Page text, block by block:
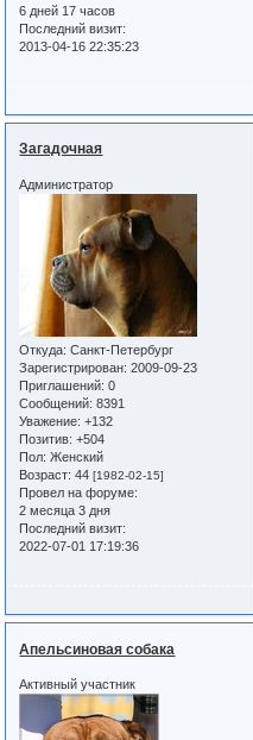
6 дней 17 часов
Последний визит:
2013-04-16 22:35:23
Загадочная
Администратор
Откуда: Санкт-Петербург
Зарегистрирован: 2009-09-23
Приглашений: 0
Сообщений: 8391
Уважение: +132
Позитив: +504
Пол: Женский
Возраст: 44[1982-02-15]
Провел на форуме:
2 месяца 3 дня
Последний визит:
2022-07-01 17:19:36
Апельсиновая собака
Активный участник